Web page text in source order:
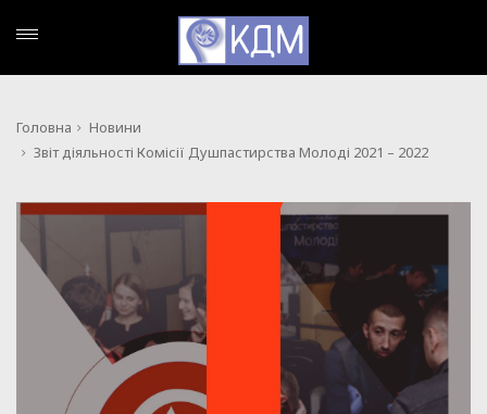
Головна
Новини
Звіт діяльності Комісії Душпастирства Молоді 2021 – 2022